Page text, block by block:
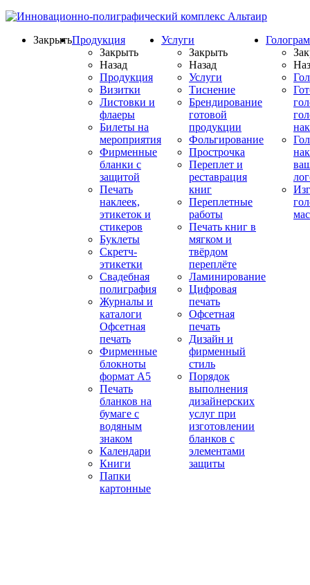
ЗакрытьПродукция
Закрыть
Назад
Продукция
Визитки
Листовки и
флаеры
Билеты на
мероприятия
Фирменные
бланки с
защитой
Печать
наклеек,
этикеток и
стикеров
Буклеты
Скретч-
этикетки
Свадебная
полиграфия
Журналы и
каталоги
Офсетная
печать
Фирменные
блокноты
формат А5
Печать
бланков на
бумаге с
водяным
знаком
Календари
Книги
Папки
картонные
Услуги
Закрыть
Назад
Услуги
Тиснение
Брендирование
готовой
продукции
Фольгирование
Прострочка
Переплет и
реставрация
книг
Переплетные
работы
Печать книг в
мягком и
твёрдом
переплёте
Ламинирование
Цифровая
печать
Офсетная
печать
Дизайн и
фирменный
стиль
Порядок
выполнения
дизайнерских
услуг при
изготовлении
бланков с
элементами
защиты